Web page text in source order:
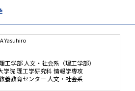
Yasuhiro
工学部 人文・社会系（理工学部）
学院 理工学研究科 情報学専攻
養教育センター 人文・社会系